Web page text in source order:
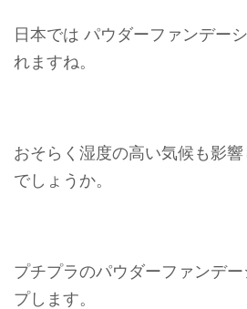
日本では パウダーファンデー
れますね。
おそらく湿度の高い気候も影
でしょうか。
プチプラのパウダーファンデ
プします。